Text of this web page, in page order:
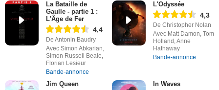
La Bataille de
Gaulle - partie 1 :
L'Âge de Fer
4,4
De Antonin Baudry
Avec Simon Abkarian,
Simon Russell Beale,
Florian Lesieur
Bande-annonce
L'Odyssée
4,3
De Christopher Nolan
Avec Matt Damon, Tom
Holland, Anne
Hathaway
Bande-annonce
Jim Queen In Waves